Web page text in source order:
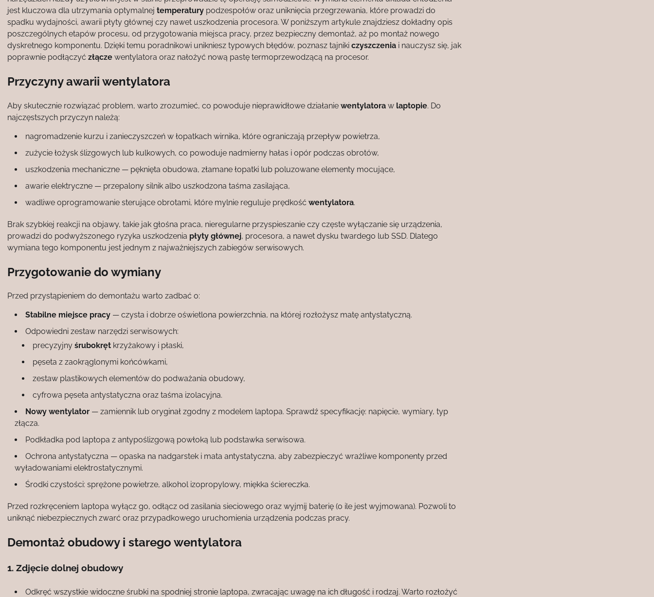
jest kluczowa dla utrzymania optymalnej temperatury podzespołów oraz uniknięcia przegrzewania, które prowadzi do
spadku wydajności, awarii płyty głównej czy nawet uszkodzenia procesora. W poniższym artykule znajdziesz dokładny opis
poszczególnych etapów procesu, od przygotowania miejsca pracy, przez bezpieczny demontaż, aż po montaż nowego
dyskretnego komponentu. Dzięki temu poradnikowi unikniesz typowych błędów, poznasz tajniki czyszczenia i nauczysz się, jak
poprawnie podłączyć złącze wentylatora oraz nałożyć nową pastę termoprzewodzącą na procesor.
Przyczyny awarii wentylatora
Aby skutecznie rozwiązać problem, warto zrozumieć, co powoduje nieprawidłowe działanie wentylatora w laptopie. Do
najczęstszych przyczyn należą:
nagromadzenie kurzu i zanieczyszczeń w łopatkach wirnika, które ograniczają przepływ powietrza,
zużycie łożysk ślizgowych lub kulkowych, co powoduje nadmierny hałas i opór podczas obrotów,
uszkodzenia mechaniczne — pęknięta obudowa, złamane łopatki lub poluzowane elementy mocujące,
awarie elektryczne — przepalony silnik albo uszkodzona taśma zasilająca,
wadliwe oprogramowanie sterujące obrotami, które mylnie reguluje prędkość wentylatora.
Brak szybkiej reakcji na objawy, takie jak głośna praca, nieregularne przyspieszanie czy częste wyłączanie się urządzenia,
prowadzi do podwyższonego ryzyka uszkodzenia płyty głównej, procesora, a nawet dysku twardego lub SSD. Dlatego
wymiana tego komponentu jest jednym z najważniejszych zabiegów serwisowych.
Przygotowanie do wymiany
Przed przystąpieniem do demontażu warto zadbać o:
Stabilne miejsce pracy — czysta i dobrze oświetlona powierzchnia, na której rozłożysz matę antystatyczną.
Odpowiedni zestaw narzędzi serwisowych:
precyzyjny śrubokręt krzyżakowy i płaski,
pęseta z zaokrąglonymi końcówkami,
zestaw plastikowych elementów do podważania obudowy,
cyfrowa pęseta antystatyczna oraz taśma izolacyjna.
Nowy wentylator — zamiennik lub oryginał zgodny z modelem laptopa. Sprawdź specyfikację: napięcie, wymiary, typ
złącza.
Podkładka pod laptopa z antypoślizgową powłoką lub podstawka serwisowa.
Ochrona antystatyczna — opaska na nadgarstek i mata antystatyczna, aby zabezpieczyć wrażliwe komponenty przed
wyładowaniami elektrostatycznymi.
Środki czystości: sprężone powietrze, alkohol izopropylowy, miękka ściereczka.
Przed rozkręceniem laptopa wyłącz go, odłącz od zasilania sieciowego oraz wyjmij baterię (o ile jest wyjmowana). Pozwoli to
uniknąć niebezpiecznych zwarć oraz przypadkowego uruchomienia urządzenia podczas pracy.
Demontaż obudowy i starego wentylatora
1. Zdjęcie dolnej obudowy
Odkręć wszystkie widoczne śrubki na spodniej stronie laptopa, zwracając uwagę na ich długość i rodzaj. Warto rozłożyć